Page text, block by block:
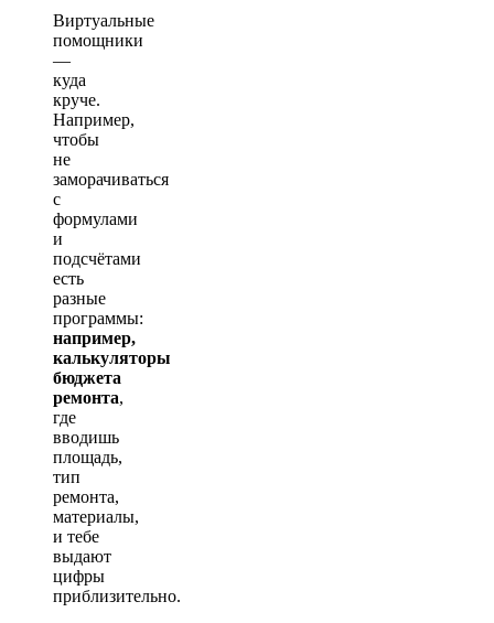
Виртуальные
помощники
—
куда
круче.
Например,
чтобы
не
заморачиваться
с
формулами
и
подсчётами
есть
разные
программы:
например,
калькуляторы
бюджета
ремонта,
где
вводишь
площадь,
тип
ремонта,
материалы,
и тебе
выдают
цифры
приблизительно.